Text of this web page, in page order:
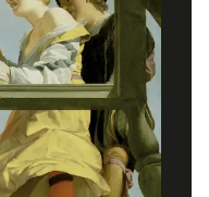
y la
llevado a actuar
la Barock
por Gerhard
Mesías de Händel
obras
fundador